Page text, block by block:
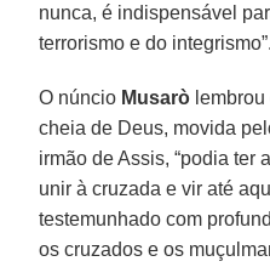
nunca, é indispensável
terrorismo e do integrismo”.
O núncio Musarò
cheia de Deus, movida
irmão de Assis, “podia ter
unir à cruzada e vir até
testemunhado com
os cruzados e os